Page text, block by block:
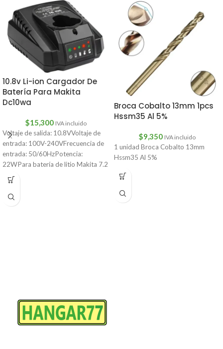
10.8v Li-ion Cargador De
Batería Para Makita
Dc10wa
$15,300 IVA incluido
Voltaje de salida: 10.8VVoltaje de
entrada: 100V-240VFrecuencia de
entrada: 50/60HzPotencia:
22WPara batería de litio Makita 7.2
V/10.8VCantidad: 1 ud.
Broca Cobalto 13mm 1pcs
Hssm35 Al 5%
$9,350 IVA incluido
1 unidad Broca Cobalto 13mm
Hssm35 Al 5%